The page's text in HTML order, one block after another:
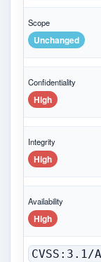
Scope
Unchanged
Confidentiality
High
Integrity
High
Availability
High
CVSS:3.1/